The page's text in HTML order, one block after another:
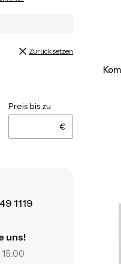
Zurücksetzen
Preis bis zu
€
1119
uns!